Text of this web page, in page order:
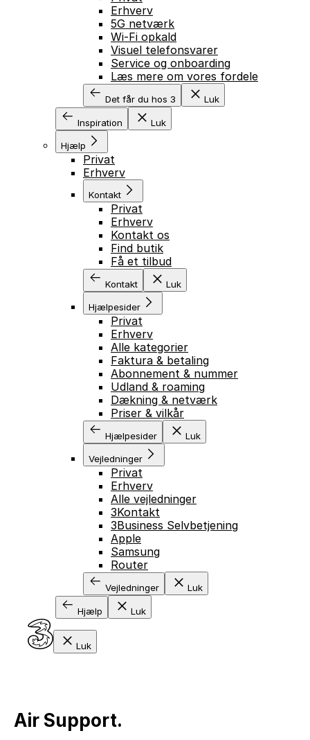
Erhverv
5G netværk
Wi-Fi opkald
Visuel telefonsvarer
Service og onboarding
Læs mere om vores fordele
Det får du hos 3 Luk
Inspiration Luk
Hjælp
Privat
Erhverv
Kontakt
Privat
Erhverv
Kontakt os
Find butik
Få et tilbud
Kontakt Luk
Hjælpesider
Privat
Erhverv
Alle kategorier
Faktura & betaling
Abonnement & nummer
Udland & roaming
Dækning & netværk
Priser & vilkår
Hjælpesider Luk
Vejledninger
Privat
Erhverv
Alle vejledninger
3Kontakt
3Business Selvbetjening
Apple
Samsung
Router
Vejledninger Luk
Hjælp Luk
Luk
Air Support.